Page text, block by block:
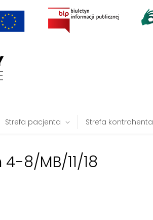
Strefa pacjenta Strefa kontrahenta
8/MB/11/18